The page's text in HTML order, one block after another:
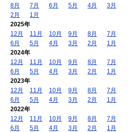
8月
7月 6月 5月 4月
3月
2月
1月
2025年
12月
11月 10月 9月 8月
7月
6月
5月 4月 3月 2月
1月
2024年
12月
11月 10月 9月 8月
7月
6月
5月 4月 3月 2月
1月
2023年
12月
11月 10月 9月 8月
7月
6月
5月 4月 3月 2月
1月
2022年
12月
11月 10月 9月 8月
7月
6月
5月 4月 3月 2月
1月